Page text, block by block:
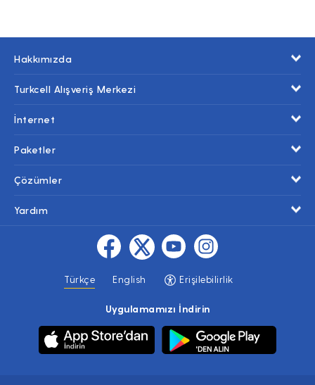
Hakkımızda
Turkcell Alışveriş Merkezi
İnternet
Paketler
Çözümler
Yardım
Türkçe English Erişilebilirlik
Uygulamamızı İndirin